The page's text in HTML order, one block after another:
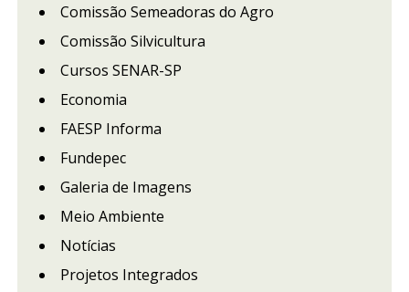
Comissão Semeadoras do Agro
Comissão Silvicultura
Cursos SENAR-SP
Economia
FAESP Informa
Fundepec
Galeria de Imagens
Meio Ambiente
Notícias
Projetos Integrados